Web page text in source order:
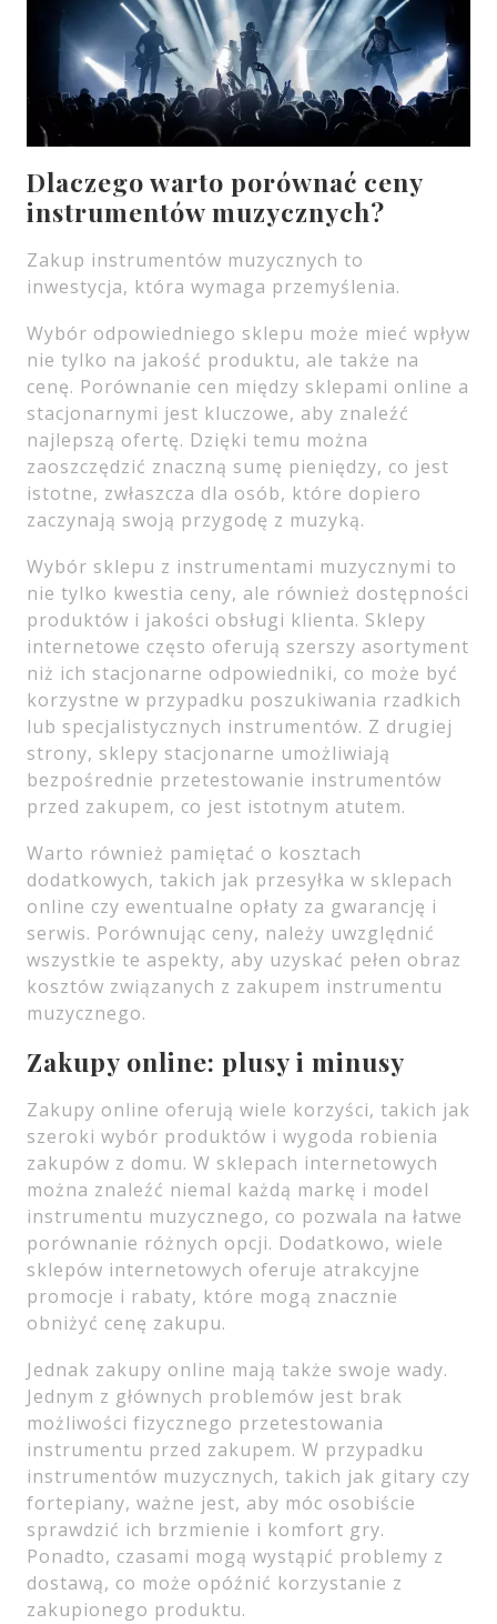
Dlaczego warto porównać ceny
instrumentów muzycznych?
Zakup instrumentów muzycznych to
inwestycja, która wymaga przemyślenia.
Wybór odpowiedniego sklepu może mieć wpływ
nie tylko na jakość produktu, ale także na
cenę. Porównanie cen między sklepami online a
stacjonarnymi jest kluczowe, aby znaleźć
najlepszą ofertę. Dzięki temu można
zaoszczędzić znaczną sumę pieniędzy, co jest
istotne, zwłaszcza dla osób, które dopiero
zaczynają swoją przygodę z muzyką.
Wybór sklepu z instrumentami muzycznymi to
nie tylko kwestia ceny, ale również dostępności
produktów i jakości obsługi klienta. Sklepy
internetowe często oferują szerszy asortyment
niż ich stacjonarne odpowiedniki, co może być
korzystne w przypadku poszukiwania rzadkich
lub specjalistycznych instrumentów. Z drugiej
strony, sklepy stacjonarne umożliwiają
bezpośrednie przetestowanie instrumentów
przed zakupem, co jest istotnym atutem.
Warto również pamiętać o kosztach
dodatkowych, takich jak przesyłka w sklepach
online czy ewentualne opłaty za gwarancję i
serwis. Porównując ceny, należy uwzględnić
wszystkie te aspekty, aby uzyskać pełen obraz
kosztów związanych z zakupem instrumentu
muzycznego.
Zakupy online: plusy i minusy
Zakupy online oferują wiele korzyści, takich jak
szeroki wybór produktów i wygoda robienia
zakupów z domu. W sklepach internetowych
można znaleźć niemal każdą markę i model
instrumentu muzycznego, co pozwala na łatwe
porównanie różnych opcji. Dodatkowo, wiele
sklepów internetowych oferuje atrakcyjne
promocje i rabaty, które mogą znacznie
obniżyć cenę zakupu.
Jednak zakupy online mają także swoje wady.
Jednym z głównych problemów jest brak
możliwości fizycznego przetestowania
instrumentu przed zakupem. W przypadku
instrumentów muzycznych, takich jak gitary czy
fortepiany, ważne jest, aby móc osobiście
sprawdzić ich brzmienie i komfort gry.
Ponadto, czasami mogą wystąpić problemy z
dostawą, co może opóźnić korzystanie z
zakupionego produktu.